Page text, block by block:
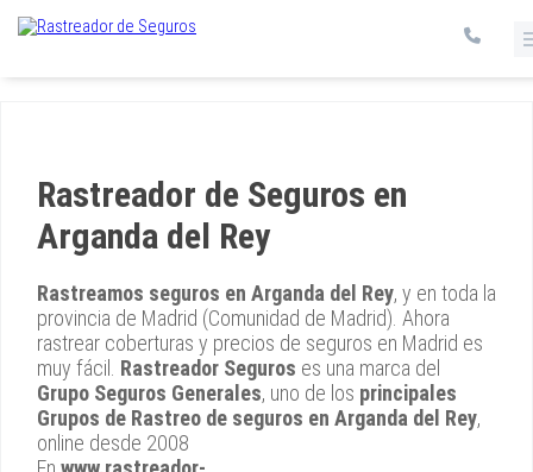
Rastreador de Seguros en
Arganda del Rey
Rastreamos seguros en Arganda del Rey, y en toda la
provincia de Madrid (Comunidad de Madrid). Ahora
rastrear coberturas y precios de seguros en Madrid es
muy fácil. Rastreador Seguros es una marca del
Grupo Seguros Generales, uno de los principales
Grupos de Rastreo de seguros en Arganda del Rey,
online desde 2008